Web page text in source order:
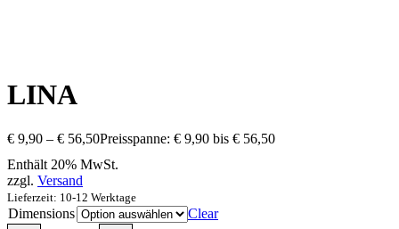
LINA
€ 9,90 – € 56,50Preisspanne: € 9,90 bis € 56,50
Enthält 20% MwSt.
zzgl. Versand
Lieferzeit: 10-12 Werktage
Dimensions Clear